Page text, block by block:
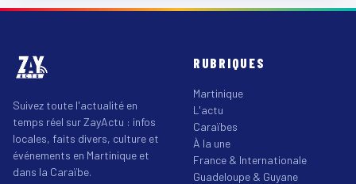
Suivez toute l'actualité en
temps réel sur ZayActu : infos
locales, faits divers, culture et
événements en Martinique et
dans la Caraïbe.
RUBRIQUES
Martinique
L'actu
Caraïbes
À la une
France & Internationale
Guadeloupe & Guyane